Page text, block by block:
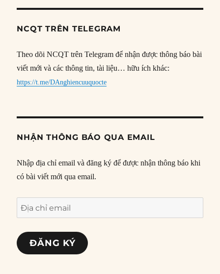
NCQT TRÊN TELEGRAM
Theo dõi NCQT trên Telegram để nhận được thông báo bài
viết mới và các thông tin, tài liệu… hữu ích khác:
https://t.me/DAnghiencuuquocte
NHẬN THÔNG BÁO QUA EMAIL
Nhập địa chỉ email và đăng ký để được nhận thông báo khi
có bài viết mới qua email.
Địa
chỉ
email
ĐĂNG KÝ